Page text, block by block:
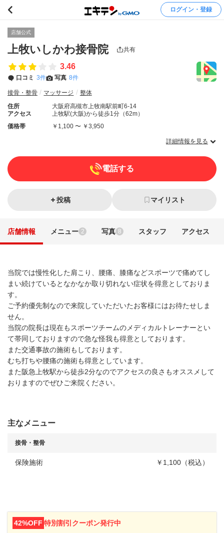
ログイン・登録
店舗公式
上牧いしかわ接骨院 共有
3.46
口コミ 3件 写真 8件
接骨・整骨 マッサージ
整体
住所
大阪府高槻市上牧南駅前町6-14
アクセス
上牧駅(大阪)から徒歩1分（62m）
価格帯
￥1,100 〜 ￥3,950
詳細情報を見る
電話する
投稿 マイリスト
店舗情報 メニュー 2 写真 8 スタッフ アクセス
当院では慢性化した肩こり、腰痛、膝痛などスポーツで痛めてし
まい続けているとなかなか取り切れない症状を得意としておりま
す。
ご予約優先制なので来院していただいたお客様にはお待たせしま
せん。
当院の院長は現在もスポーツチームのメディカルトレーナーとい
て帯同しておりますので急な怪我も得意としております。
また交通事故の施術もしております。
むち打ちや腰痛の施術も得意としています。
また阪急上牧駅から徒歩2分なのでアクセスの良さもオススメして
おりますのでぜひご来院ください。
主なメニュー
接骨・整骨
保険施術 ￥1,100（税込）
42%OFF 特別割引クーポン発行中